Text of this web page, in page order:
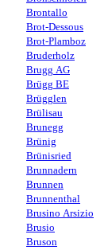
Brontallo
Brot-Dessous
Brot-Plamboz
Bruderholz
Brugg AG
Brügg BE
Brügglen
Brülisau
Brunegg
Brünig
Brünisried
Brunnadern
Brunnen
Brunnenthal
Brusino Arsizio
Brusio
Bruson